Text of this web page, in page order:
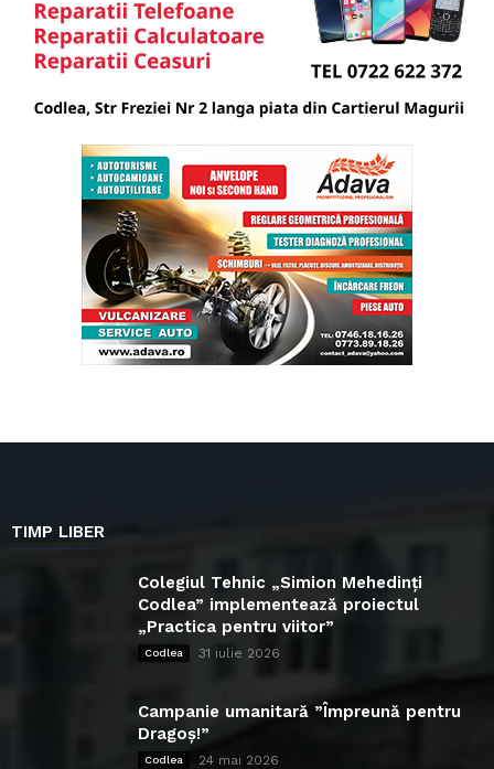
TIMP LIBER
Colegiul Tehnic „Simion Mehedinți
Codlea” implementează proiectul
„Practica pentru viitor”
Codlea 31 iulie 2026
Campanie umanitară ”Împreună pentru
Dragoș!”
Codlea 24 mai 2026